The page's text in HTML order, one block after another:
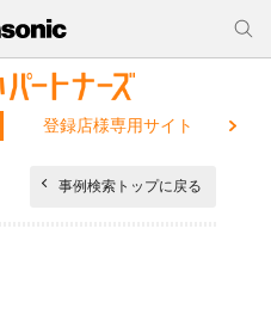
登録店様専用サイト
事例検索トップに戻る